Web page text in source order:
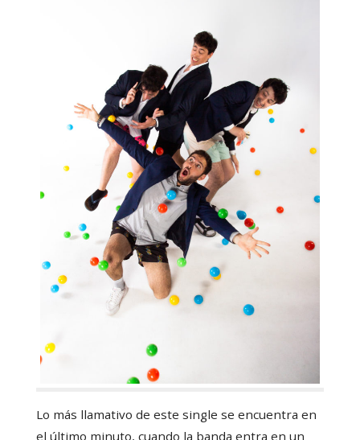
Lo más llamativo de este single se encuentra en
el último minuto, cuando la banda entra en un